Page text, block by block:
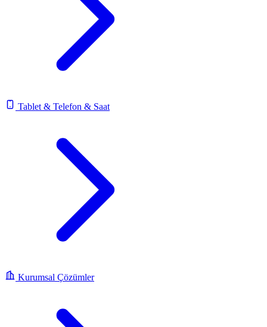
Tablet & Telefon & Saat
Kurumsal Çözümler